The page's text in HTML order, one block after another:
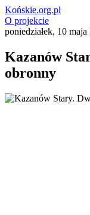
Końskie.org.pl
O projekcie
poniedziałek, 10 maja
Kazanów
obronny